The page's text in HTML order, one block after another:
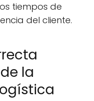
tiempos de
del cliente.
la